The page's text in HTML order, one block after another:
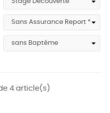
4 article(s)